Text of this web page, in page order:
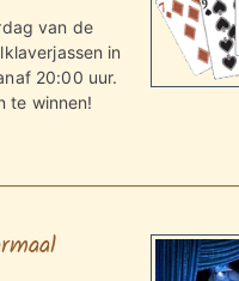
van de
in
20:00 uur.
te winnen!